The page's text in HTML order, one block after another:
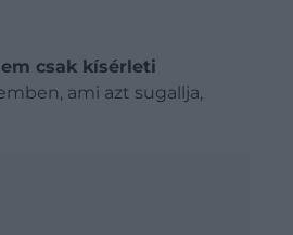
csak kísérleti
ami azt sugallja,